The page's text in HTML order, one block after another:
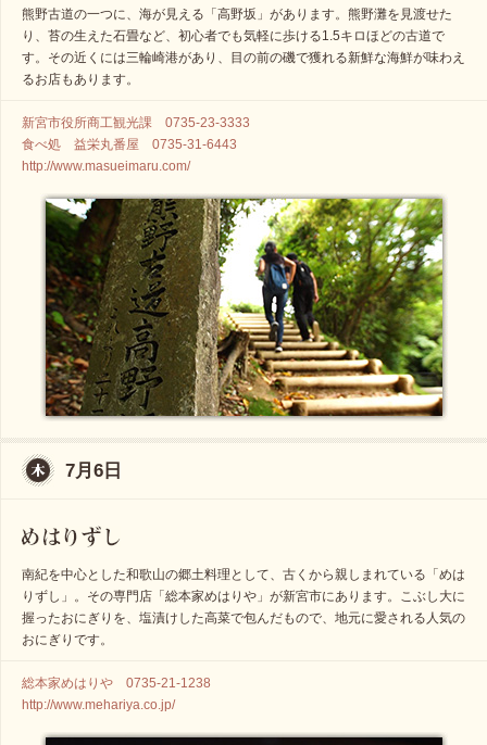
熊野古道の一つに、海が見える「高野坂」があります。熊野灘を見渡せた
り、苔の生えた石畳など、初心者でも気軽に歩ける1.5キロほどの古道で
す。その近くには三輪崎港があり、目の前の磯で獲れる新鮮な海鮮が味わえ
るお店もあります。
新宮市役所商工観光課 0735-23-3333
食べ処 益栄丸番屋 0735-31-6443
http://www.masueimaru.com/
7月6日
南紀を中心とした和歌山の郷土料理として、古くから親しまれている「めは
りずし」。その専門店「総本家めはりや」が新宮市にあります。こぶし大に
握ったおにぎりを、塩漬けした高菜で包んだもので、地元に愛される人気の
おにぎりです。
総本家めはりや 0735-21-1238
http://www.mehariya.co.jp/